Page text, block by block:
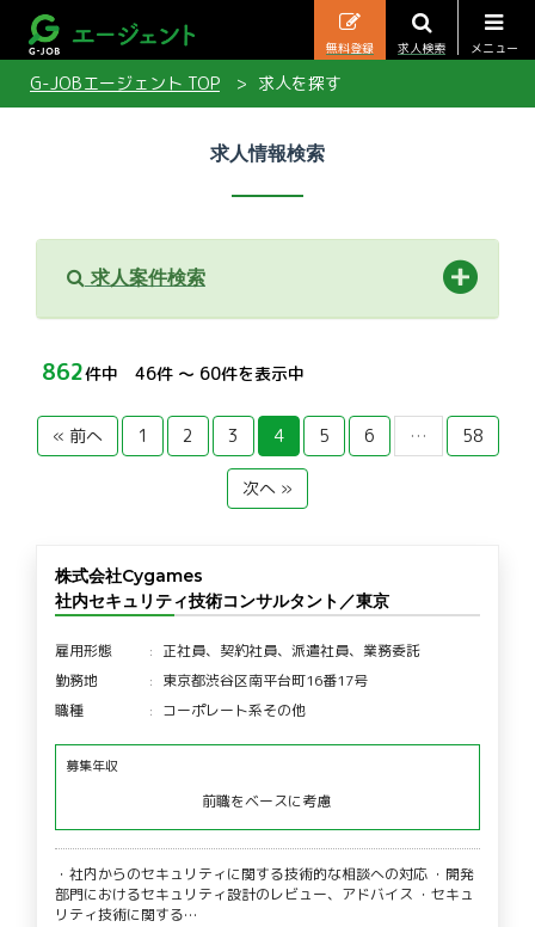
メニュー
求人検索
無料登録
G-JOBエージェント TOP 求人を探す
求人情報検索
求人案件検索
862件中 46件 〜 60件を表示中
« 前へ 1 2 3 4 5 6 … 58
次へ »
株式会社Cygames
社内セキュリティ技術コンサルタント／東京
雇用形態
正社員、契約社員、派遣社員、業務委託
勤務地
東京都渋谷区南平台町16番17号
職種
コーポレート系その他
募集年収
前職をベースに考慮
・社内からのセキュリティに関する技術的な相談への対応 ・開発
部門におけるセキュリティ設計のレビュー、アドバイス ・セキュ
リティ技術に関する…